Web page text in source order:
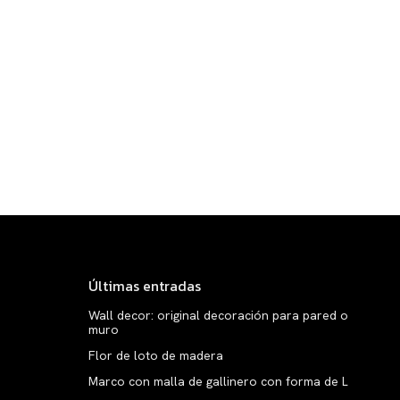
Últimas entradas
Wall decor: original decoración para pared o
muro
Flor de loto de madera
Marco con malla de gallinero con forma de L